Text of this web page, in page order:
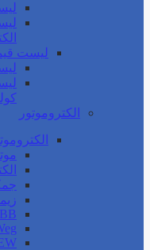
لیست
الکتروموتور